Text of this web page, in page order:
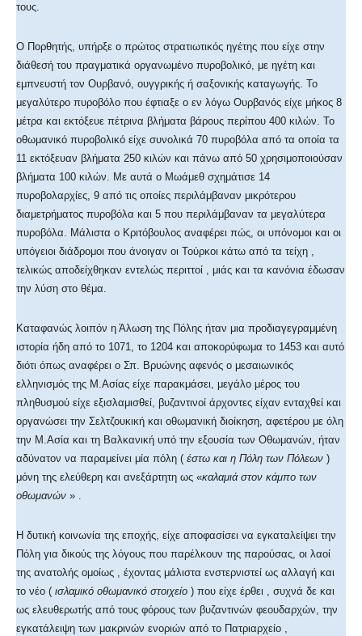
τους.
Ο Πορθητής, υπήρξε ο πρώτος στρατιωτικός ηγέτης που είχε στην
διάθεσή του πραγματικά οργανωμένο πυροβολικό, με ηγέτη και
εμπνευστή τον Ουρβανό, ουγγρικής ή σαξονικής καταγωγής. Το
μεγαλύτερο πυροβόλο που έφτιαξε ο εν λόγω Ουρβανός είχε μήκος 8
μέτρα και εκτόξευε πέτρινα βλήματα βάρους περίπου 400 κιλών. Το
οθωμανικό πυροβολικό είχε συνολικά 70 πυροβόλα από τα οποία τα
11 εκτόξευαν βλήματα 250 κιλών και πάνω από 50 χρησιμοποιούσαν
βλήματα 100 κιλών. Με αυτά ο Μωάμεθ σχημάτισε 14
πυροβολαρχίες, 9 από τις οποίες περιλάμβαναν μικρότερου
διαμετρήματος πυροβόλα και 5 που περιλάμβαναν τα μεγαλύτερα
πυροβόλα. Μάλιστα ο Κριτόβουλος αναφέρει πώς, οι υπόνομοι και οι
υπόγειοι διάδρομοι που άνοιγαν οι Τούρκοι κάτω από τα τείχη ,
τελικώς αποδείχθηκαν εντελώς περιττοί , μιάς και τα κανόνια έδωσαν
την λύση στο θέμα.
Καταφανώς λοιπόν η Άλωση της Πόλης ήταν μια προδιαγεγραμμένη
ιστορία ήδη από το 1071, το 1204 και αποκορύφωμα το 1453 και αυτό
διότι όπως αναφέρει ο Σπ. Βρυώνης αφενός ο μεσαιωνικός
ελληνισμός της Μ.Ασίας είχε παρακμάσει, μεγάλο μέρος του
πληθυσμού είχε εξισλαμισθεί, βυζαντινοί άρχοντες είχαν ενταχθεί και
οργανώσει την Σελτζουκική και οθωμανική διοίκηση, αφετέρου με όλη
την Μ.Ασία και τη Βαλκανική υπό την εξουσία των Οθωμανών, ήταν
αδύνατον να παραμείνει μία πόλη ( έστω και η Πόλη των Πόλεων )
μόνη της ελεύθερη και ανεξάρτητη ως «καλαμιά στον κάμπο των
οθωμανών » .
Η δυτική κοινωνία της εποχής, είχε αποφασίσει να εγκαταλείψει την
Πόλη για δικούς της λόγους που παρέλκουν της παρούσας, οι λαοί
της ανατολής ομοίως , έχοντας μάλιστα ενστερνιστεί ως αλλαγή και
το νέο ( ισλαμικό οθωμανικό στοιχείο ) που είχε έρθει , συχνά δε και
ως ελευθερωτής από τους φόρους των βυζαντινών φεουδαρχών, την
εγκατάλειψη των μακρινών ενοριών από το Πατριαρχείο ,